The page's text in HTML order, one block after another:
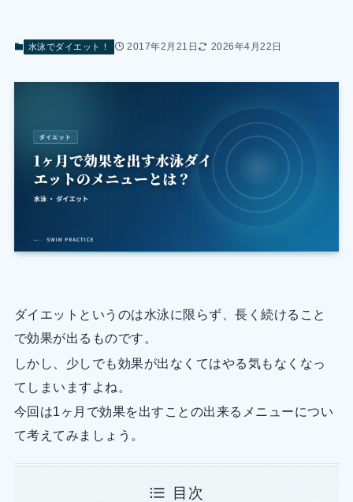
水泳でダイエット！ 2017年2月21日 2026年4月22日
ダイエットというのは水泳に限らず、長く続けること
で効果が出るものです。
しかし、少しでも効果が出なくてはやる気もなくなっ
てしまいますよね。
今回は1ヶ月で効果を出すことの出来るメニューについ
て考えてみましょう。
目次